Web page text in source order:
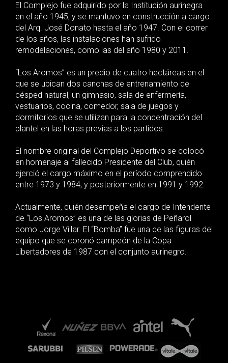
El Complejo fue adquirido por la Institución aurinegra
en el año 1945, y se mantuvo en construcción a cargo
del Arq. José Donato hasta el año 1947. Con el correr
de los años, las instalaciones han sufrido
remodelaciones, como las del año 1980 y 2011.
“Los Aromos” es un predio de cuatro hectáreas en el
que se ubican dos canchas de entrenamiento de
césped natural, un gimnasio, sala de enfermería,
vestuarios, cocina, comedor, sala de juegos y
dormitorios que se utilizan para la concentración del
plantel en las horas previas a los partidos.
El nombre original del Complejo Deportivo se colocó
en homenaje al fallecido Presidente del Club, quién
ejerció el cargo máximo en el período comprendido
entre 1973 y 1984, y posteriormente en 1991 y 1992.
Actualmente, quién desempeña el cargo de Intendente
de “Los Aromos” es una de las glorias de Peñarol
como Jorge Villar. El “Bomba” fue una de las figuras del
equipo que se coronó campeón de la Copa
Libertadores de 1987 con el conjunto aurinegro.